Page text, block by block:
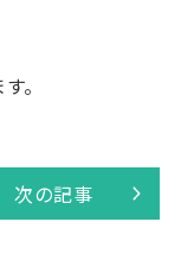
。
次の記事